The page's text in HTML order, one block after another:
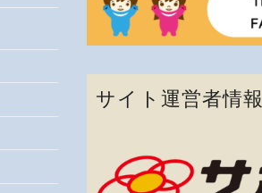
サイト運営者情報